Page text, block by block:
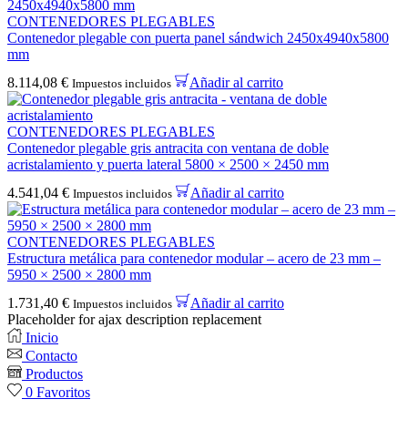
CONTENEDORES PLEGABLES
Contenedor plegable con puerta panel sándwich 2450x4940x5800
mm
8.114,08 € Impuestos incluidos Añadir al carrito
CONTENEDORES PLEGABLES
Contenedor plegable gris antracita con ventana de doble
acristalamiento y puerta lateral 5800 × 2500 × 2450 mm
4.541,04 € Impuestos incluidos Añadir al carrito
CONTENEDORES PLEGABLES
Estructura metálica para contenedor modular – acero de 23 mm –
5950 × 2500 × 2800 mm
1.731,40 € Impuestos incluidos
Añadir al carrito
Placeholder for ajax description replacement
Inicio
Contacto
Productos
0 Favoritos